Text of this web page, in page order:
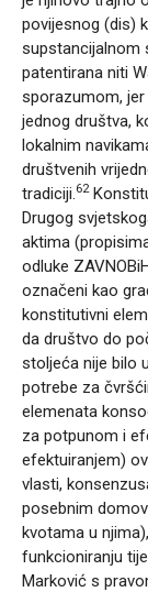
povijesnog (dis)
supstancijalnom
patentirana niti
sporazumom,
jednog društva,
lokalnim
društvenih
tradiciji. 62
Drugog
aktima
odluke
označeni kao
konstitutivni
da društvo do
stoljeća nije bilo
potrebe za
elemenata
za potpunom i
efektuiranjem)
vlasti,
posebnim
kvotama u
funkcioniranju
Marković s